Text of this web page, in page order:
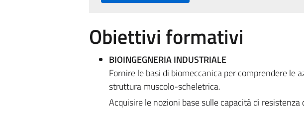
Obiettivi formativi
BIOINGEGNERIA INDUSTRIALE
Fornire le basi di biomeccanica per comprendere le
struttura muscolo-scheletrica.
Acquisire le nozioni base sulle capacità di